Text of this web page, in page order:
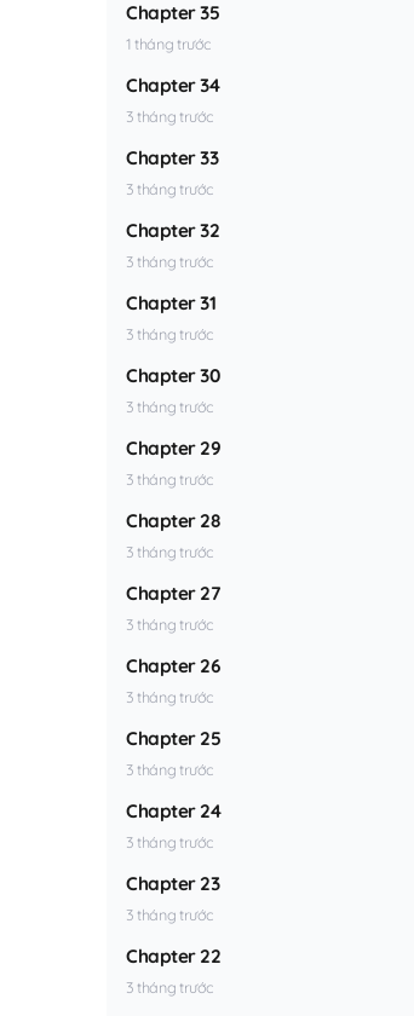
Chapter 35
1 tháng trước
Chapter 34
3 tháng trước
Chapter 33
3 tháng trước
Chapter 32
3 tháng trước
Chapter 31
3 tháng trước
Chapter 30
3 tháng trước
Chapter 29
3 tháng trước
Chapter 28
3 tháng trước
Chapter 27
3 tháng trước
Chapter 26
3 tháng trước
Chapter 25
3 tháng trước
Chapter 24
3 tháng trước
Chapter 23
3 tháng trước
Chapter 22
3 tháng trước